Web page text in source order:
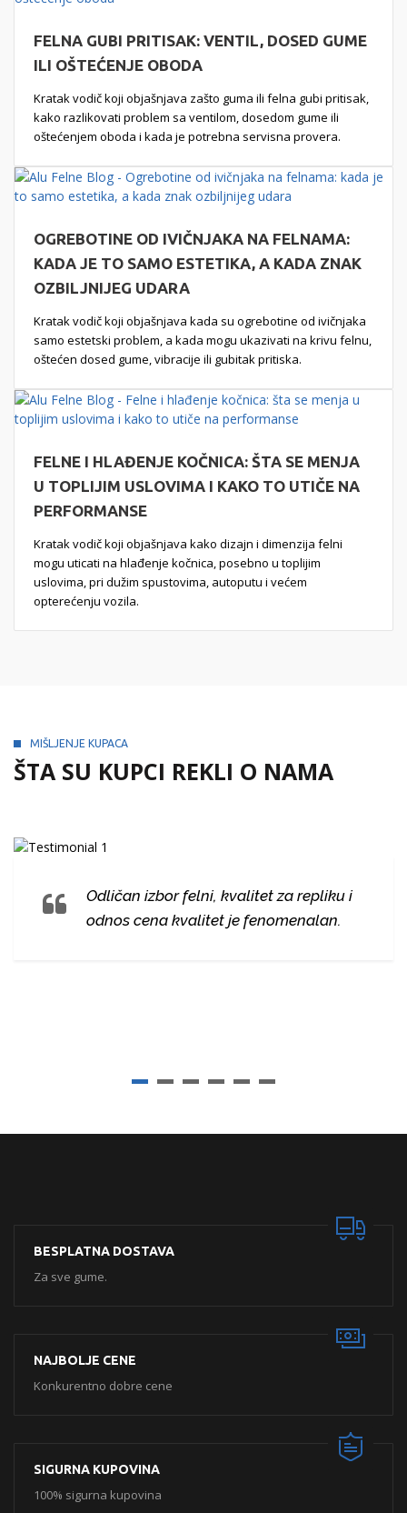
FELNA GUBI PRITISAK: VENTIL, DOSED GUME
ILI OŠTEĆENJE OBODA
Kratak vodič koji objašnjava zašto guma ili felna gubi pritisak,
kako razlikovati problem sa ventilom, dosedom gume ili
oštećenjem oboda i kada je potrebna servisna provera.
OGREBOTINE OD IVIČNJAKA NA FELNAMA:
KADA JE TO SAMO ESTETIKA, A KADA ZNAK
OZBILJNIJEG UDARA
Kratak vodič koji objašnjava kada su ogrebotine od ivičnjaka
samo estetski problem, a kada mogu ukazivati na krivu felnu,
oštećen dosed gume, vibracije ili gubitak pritiska.
FELNE I HLAĐENJE KOČNICA: ŠTA SE MENJA
U TOPLIJIM USLOVIMA I KAKO TO UTIČE NA
PERFORMANSE
Kratak vodič koji objašnjava kako dizajn i dimenzija felni
mogu uticati na hlađenje kočnica, posebno u toplijim
uslovima, pri dužim spustovima, autoputu i većem
opterećenju vozila.
MIŠLJENJE KUPACA
ŠTA SU KUPCI REKLI O NAMA
Odličan izbor felni, kvalitet za repliku i
odnos cena kvalitet je fenomenalan.
BESPLATNA DOSTAVA
Za sve gume.
NAJBOLJE CENE
Konkurentno dobre cene
SIGURNA KUPOVINA
100% sigurna kupovina